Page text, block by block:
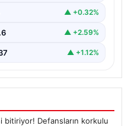
▲ +0.32%
▲ +2.59%
▲ +1.12%
Defansların korkulu